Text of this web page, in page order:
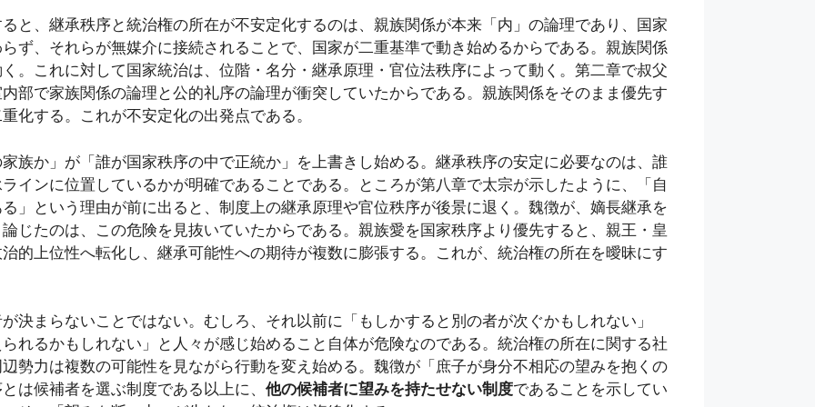
と、継承秩序と統治権の所在が不安定化するのは、親族関係が本来「内」の論理であり、国家
ず、それらが無媒介に接続されることで、国家が二重基準で動き始めるからである。親族関係
。これに対して国家統治は、位階・名分・継承原理・官位法秩序によって動く。第二章で叔父
部で家族関係の論理と公的礼序の論理が衝突していたからである。親族関係をそのまま優先す
化する。これが不安定化の出発点である。
族か」が「誰が国家秩序の中で正統か」を上書きし始める。継承秩序の安定に必要なのは、誰
インに位置しているかが明確であることである。ところが第八章で太宗が示したように、「自
」という理由が前に出ると、制度上の継承原理や官位秩序が後景に退く。魏徴が、嫡長継承を
じたのは、この危険を見抜いていたからである。親族愛を国家秩序より優先すると、親王・皇
的上位性へ転化し、継承可能性への期待が複数に膨張する。これが、統治権の所在を曖昧にす
決まらないことではない。むしろ、それ以前に「もしかすると別の者が次ぐかもしれない」
れるかもしれない」と人々が感じ始めること自体が危険なのである。統治権の所在に関する社
勢力は複数の可能性を見ながら行動を変え始める。魏徴が「庶子が身分不相応の望みを抱くの
は候補者を選ぶ制度である以上に、 他の候補者に望みを持たせない制度であることを示してい